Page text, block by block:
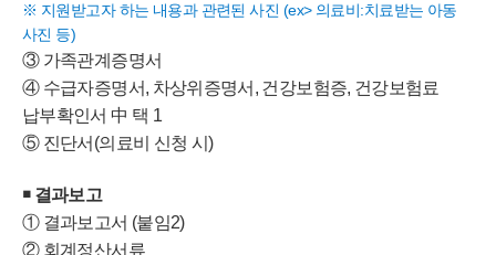
※ 지원받고자 하는 내용과 관련된 사진 (ex> 의료비:치료받는 아동
사진 등)
③ 가족관계증명서
④ 수급자증명서, 차상위증명서, 건강보험증, 건강보험료
납부확인서 中 택 1
⑤ 진단서(의료비 신청 시)
￭ 결과보고
① 결과보고서 (붙임2)
② 회계정산서류